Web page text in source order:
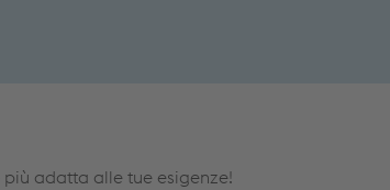
adatta alle tue esigenze!